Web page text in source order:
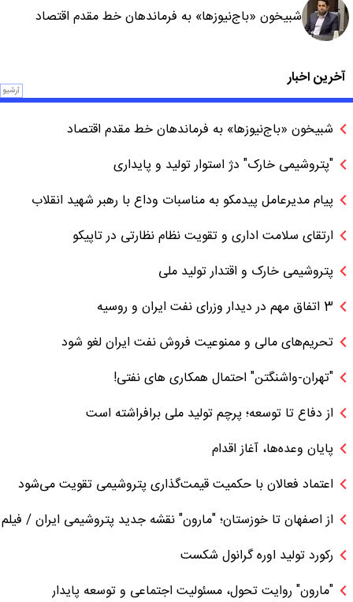
شبیخون «باج‌نیوزها» به فرماندهان خط مقدم اقتصاد
آخرین اخبار
آرشیو
شبیخون «باج‌نیوزها» به فرماندهان خط مقدم اقتصاد
"پتروشیمی خارک" دژ استوار تولید و پایداری
پیام مدیرعامل پیدمکو به مناسبات وداع با رهبر شهید انقلاب
ارتقای سلامت اداری و تقویت نظام نظارتی در تاپیکو
پتروشیمی خارک و اقتدار تولید ملی
3 اتفاق مهم در دیدار وزرای نفت ایران و روسیه
تحریم‌های مالی و ممنوعیت فروش نفت ایران لغو شود
"تهران-واشنگتن" احتمال همکاری های نفتی!
از دفاع تا توسعه؛ پرچم تولید ملی برافراشته است
پایان وعده‌ها، آغاز اقدام
اعتماد فعالان با حکمیت قیمت‌گذاری پتروشیمی تقویت می‌شود
از اصفهان تا خوزستان؛ "مارون" نقشه جدید پتروشیمی ایران / فیلم
رکورد تولید اوره گرانول شکست
"مارون" روایت تحول، مسئولیت اجتماعی و توسعه پایدار